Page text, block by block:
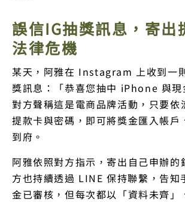
誤信IG抽獎訊息，寄出
法律危機
某天，阿雅在 Instagram 上收到一
獎訊息：「恭喜您抽中 iPhone 與現
對方聲稱這是電商品牌活動，只要依
提款卡與密碼，即可將獎金匯入帳戶
到府。
阿雅依照對方指示，寄出自己申辦的
方也持續透過 LINE 保持聯繫，告知
金已審核，但每次都以「資料未齊」